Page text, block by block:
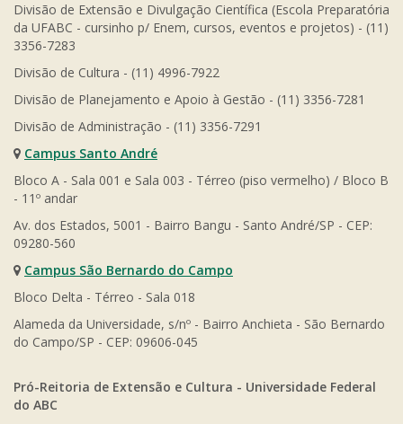
Divisão de Extensão e Divulgação Científica (Escola Preparatória
da UFABC - cursinho p/ Enem, cursos, eventos e projetos) - (11)
3356-7283
Divisão de Cultura - (11) 4996-7922
Divisão de Planejamento e Apoio à Gestão - (11) 3356-7281
Divisão de Administração - (11) 3356-7291
Campus Santo André
Bloco A - Sala 001 e Sala 003 - Térreo (piso vermelho) / Bloco B
- 11º andar
Av. dos Estados, 5001 - Bairro Bangu - Santo André/SP - CEP:
09280-560
Campus São Bernardo do Campo
Bloco Delta - Térreo - Sala 018
Alameda da Universidade, s/nº - Bairro Anchieta - São Bernardo
do Campo/SP - CEP: 09606-045
Pró-Reitoria de Extensão e Cultura - Universidade Federal
do ABC